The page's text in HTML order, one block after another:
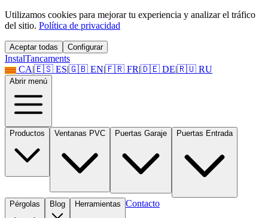
Utilizamos cookies para mejorar tu experiencia y analizar el tráfico
del sitio. Política de privacidad
Aceptar todas Configurar
InstalTancaments
CA|🇪🇸 ES|🇬🇧 EN|🇫🇷 FR|🇩🇪 DE|🇷🇺 RU
Abrir menú
Productos Ventanas PVC Puertas Garaje Puertas Entrada
Pérgolas Blog Herramientas Contacto